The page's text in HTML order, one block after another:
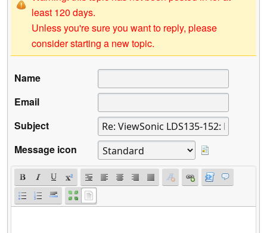
least 120 days.
Unless you're sure you want to reply, please
consider starting a new topic.
Name
Email
Subject
Message icon